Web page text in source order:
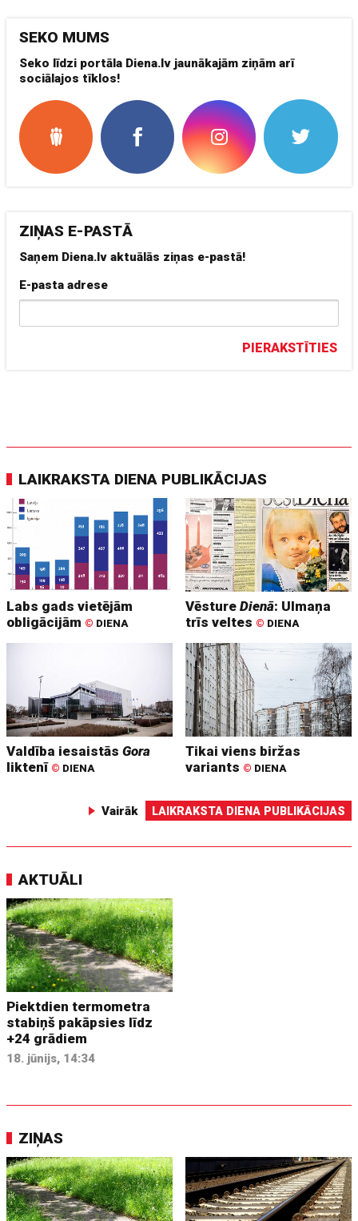
SEKO MUMS
Seko līdzi portāla Diena.lv jaunākajām ziņām arī
sociālajos tīklos!
ZIŅAS E-PASTĀ
Saņem Diena.lv aktuālās ziņas e-pastā!
E-pasta adrese
PIERAKSTĪTIES
LAIKRAKSTA DIENA PUBLIKĀCIJAS
Labs gads vietējām
obligācijām © DIENA
VēstureDienā: Ulmaņa
trīs veltes © DIENA
Valdība iesaistāsGora
liktenī © DIENA
Tikai viens biržas
variants © DIENA
Vairāk LAIKRAKSTA DIENA PUBLIKĀCIJAS
AKTUĀLI
Piektdien termometra
stabiņš pakāpsies līdz
+24 grādiem
18. jūnijs, 14:34
ZIŅAS